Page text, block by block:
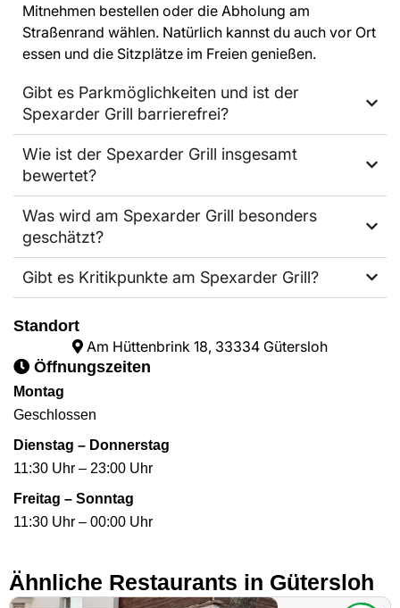
Mitnehmen bestellen oder die Abholung am
Straßenrand wählen. Natürlich kannst du auch vor Ort
essen und die Sitzplätze im Freien genießen.
Gibt es Parkmöglichkeiten und ist der
Spexarder Grill barrierefrei?
Wie ist der Spexarder Grill insgesamt
bewertet?
Was wird am Spexarder Grill besonders
geschätzt?
Gibt es Kritikpunkte am Spexarder Grill?
Standort
Am Hüttenbrink 18, 33334 Gütersloh
Öffnungszeiten
Montag
Geschlossen
Dienstag – Donnerstag
11:30 Uhr – 23:00 Uhr
Freitag – Sonntag
11:30 Uhr – 00:00 Uhr
Ähnliche Restaurants in Gütersloh